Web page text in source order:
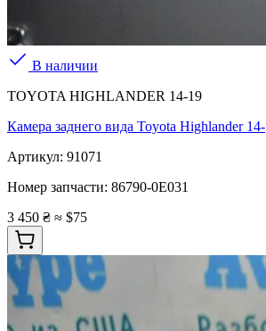
В наличии
TOYOTA HIGHLANDER 14-19
Камера заднего вида Toyota Highlander 14-
Артикул: 91071
Номер запчасти: 86790-0E031
3 450 ₴ ≈ $75